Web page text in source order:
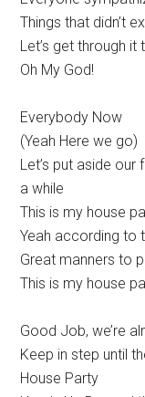
Things that didn’t
Let’s get through it
Oh My God!
Everybody Now
(Yeah Here we go)
Let’s put aside
a while
This is my house
Yeah according to
Great manners to
This is my house
Good Job, we’re
Keep in step until
House Party